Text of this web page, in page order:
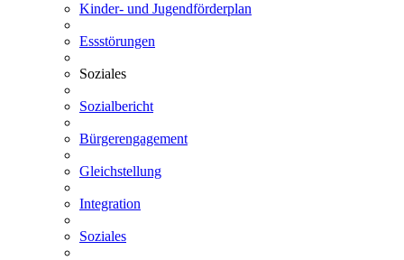
Kinder- und Jugendförderplan
Essstörungen
Soziales
Sozialbericht
Bürgerengagement
Gleichstellung
Integration
Soziales